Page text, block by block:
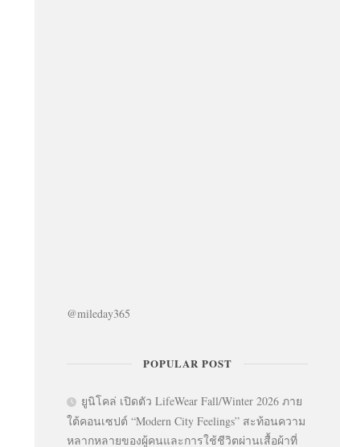
@mileday365
POPULAR POST
ยูนิโคล่ เปิดตัว LifeWear Fall/Winter 2026 ภาย
ใต้คอนเซปต์ “Modern City Feelings” สะท้อนความ
หลากหลายของผู้คนและการใช้ชีวิตผ่านเสื้อผ้าที่